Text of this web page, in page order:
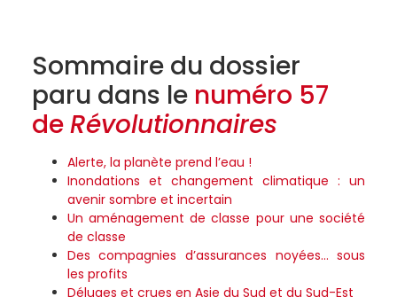
Sommaire du dossier
paru dans le numéro 57
deRévolutionnaires
Alerte, la planète prend l’eau !
Inondations et changement climatique : un
avenir sombre et incertain
Un aménagement de classe pour une société
de classe
Des compagnies d’assurances noyées… sous
les profits
Déluges et crues en Asie du Sud et du Sud-Est